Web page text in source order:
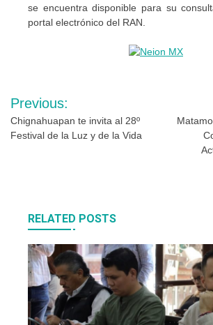
se encuentra disponible para su
portal electrónico del RAN.
Navegación
de
Previous:
Chignahuapan te invita al 28º
Festival de la Luz y de la Vida
RELATED POSTS